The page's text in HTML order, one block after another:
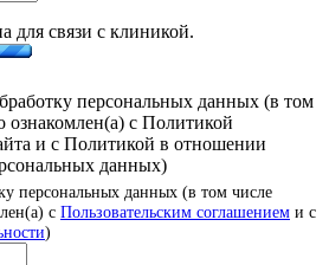
для связи с клиникой.
персональных данных (в том
ознакомлен(а) с Политикой
и с Политикой в отношении
данных)
персональных данных (в том числе
с Пользовательским соглашением и с
)